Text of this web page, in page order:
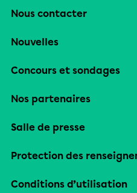
Nous contacter
Nouvelles
Concours et sondages
Nos partenaires
Salle de presse
Protection des
Conditions d’utilisation